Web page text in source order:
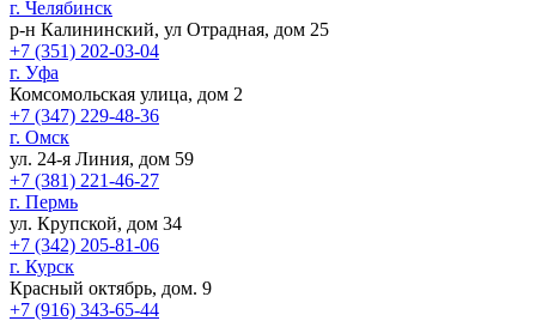
г. Челябинск
р-н Калининский, ул Отрадная, дом 25
+7 (351) 202-03-04
г. Уфа
Комсомольская улица, дом 2
+7 (347) 229-48-36
г. Омск
ул. 24-я Линия, дом 59
+7 (381) 221-46-27
г. Пермь
ул. Крупской, дом 34
+7 (342) 205-81-06
г. Курск
Красный октябрь, дом. 9
+7 (916) 343-65-44